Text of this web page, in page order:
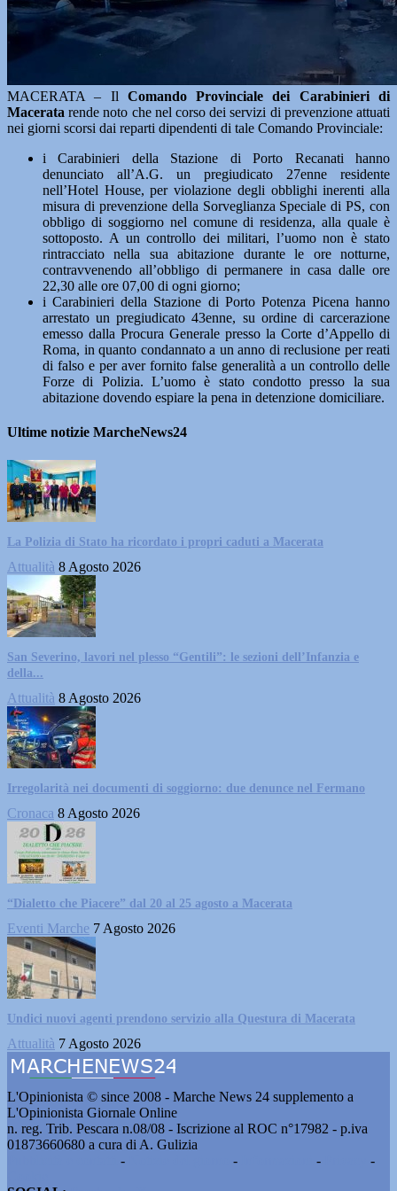
MACERATA – Il Comando Provinciale dei Carabinieri di
Macerata rende noto che nel corso dei servizi di prevenzione attuati
nei giorni scorsi dai reparti dipendenti di tale Comando Provinciale:
i Carabinieri della Stazione di Porto Recanati hanno
denunciato all’A.G. un pregiudicato 27enne residente
nell’Hotel House, per violazione degli obblighi inerenti alla
misura di prevenzione della Sorveglianza Speciale di PS, con
obbligo di soggiorno nel comune di residenza, alla quale è
sottoposto. A un controllo dei militari, l’uomo non è stato
rintracciato nella sua abitazione durante le ore notturne,
contravvenendo all’obbligo di permanere in casa dalle ore
22,30 alle ore 07,00 di ogni giorno;
i Carabinieri della Stazione di Porto Potenza Picena hanno
arrestato un pregiudicato 43enne, su ordine di carcerazione
emesso dalla Procura Generale presso la Corte d’Appello di
Roma, in quanto condannato a un anno di reclusione per reati
di falso e per aver fornito false generalità a un controllo delle
Forze di Polizia. L’uomo è stato condotto presso la sua
abitazione dovendo espiare la pena in detenzione domiciliare.
Ultime notizie MarcheNews24
La Polizia di Stato ha ricordato i propri caduti a Macerata
Attualità 8 Agosto 2026
San Severino, lavori nel plesso “Gentili”: le sezioni dell’Infanzia e
della...
Attualità 8 Agosto 2026
Irregolarità nei documenti di soggiorno: due denunce nel Fermano
Cronaca 8 Agosto 2026
“Dialetto che Piacere” dal 20 al 25 agosto a Macerata
Eventi Marche 7 Agosto 2026
Undici nuovi agenti prendono servizio alla Questura di Macerata
Attualità 7 Agosto 2026
L'Opinionista © since 2008 - Marche News 24 supplemento a
L'Opinionista Giornale Online
n. reg. Trib. Pescara n.08/08 - Iscrizione al ROC n°17982 - p.iva
01873660680 a cura di A. Gulizia
- - -
-